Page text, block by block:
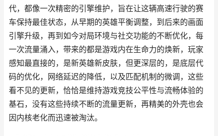
代，都像一次精密的引擎维护，旨在让这辆高速行驶的赛
车保持最佳状态，从早期的英雄平衡调整，到后来的画面
引擎升级，再到如今对局环境与社交功能的不断优化，每
一次流量涌入，带来的都是游戏内在生命力的焕新，玩家
感知最直接的，是新英雄新皮肤，但更深层的，是底层代
码的优化，网络延迟的降低，以及匹配机制的微调，这些
看不见的更新，恰恰是维持游戏竞技公平性与流畅体验的
基石，没有这些持续不断的流量更新，再精美的外壳也会
因内核老化而迅速被淘汰。